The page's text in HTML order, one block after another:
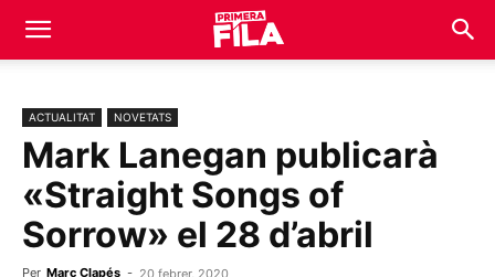
ACTUALITAT NOVETATS
Mark Lanegan publicarà
«Straight Songs of
Sorrow» el 28 d’abril
Per Marc Clapés - 20 febrer, 2020